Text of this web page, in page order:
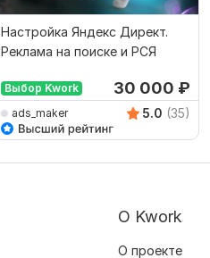
Настройка Яндекс Директ.
Реклама на поиске и РСЯ
Выбор Kwork 30 000 ₽
ads_maker 5.0 (35)
О Kwork
О проекте